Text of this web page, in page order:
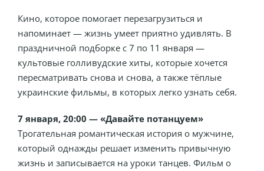
Кино, которое помогает перезагрузиться и
напоминает — жизнь умеет приятно удивлять. В
праздничной подборке с 7 по 11 января —
культовые голливудские хиты, которые хочется
пересматривать снова и снова, а также тёплые
украинские фильмы, в которых легко узнать себя.
7 января, 20:00 — «Давайте потанцуем»
Трогательная романтическая история о мужчине,
который однажды решает изменить привычную
жизнь и записывается на уроки танцев. Фильм о